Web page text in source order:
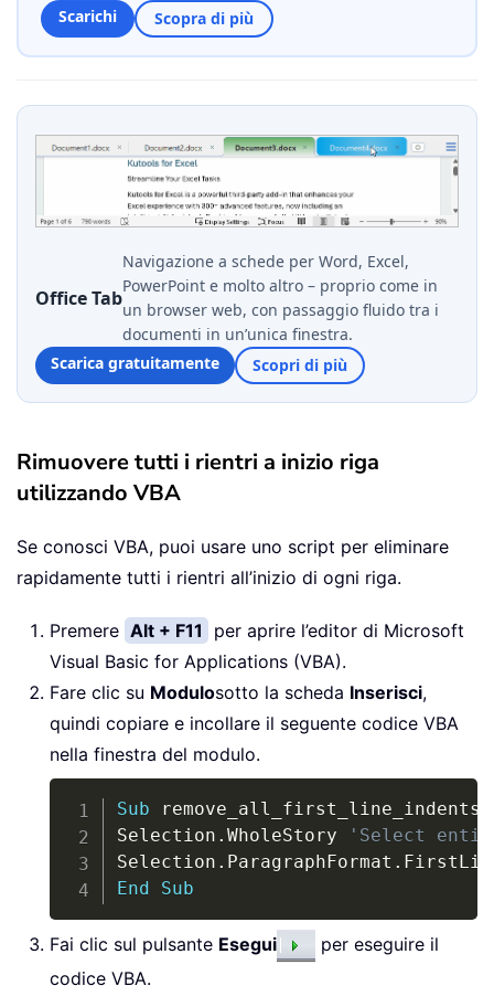
Scarichi
Scopra di più
Office Tab
Navigazione a schede per Word, Excel,
PowerPoint e molto altro – proprio come in
un browser web, con passaggio fluido tra i
documenti in un’unica finestra.
Scarica gratuitamente
Scopri di più
Rimuovere tutti i rientri a inizio riga
utilizzando VBA
Se conosci VBA, puoi usare uno script per eliminare
rapidamente tutti i rientri all’inizio di ogni riga.
Premere Alt + F11
per aprire l’editor di Microsoft
Visual Basic for Applications (VBA).
Fare clic su Modulosotto la scheda Inserisci,
quindi copiare e incollare il seguente codice VBA
nella finestra del modulo.
Sub remove_all_first_line_indents
Selection . WholeStory
'Select
Selection . ParagraphFormat .
End
Sub
Copy
Fai clic sul pulsante Esegui
per eseguire il
codice VBA.